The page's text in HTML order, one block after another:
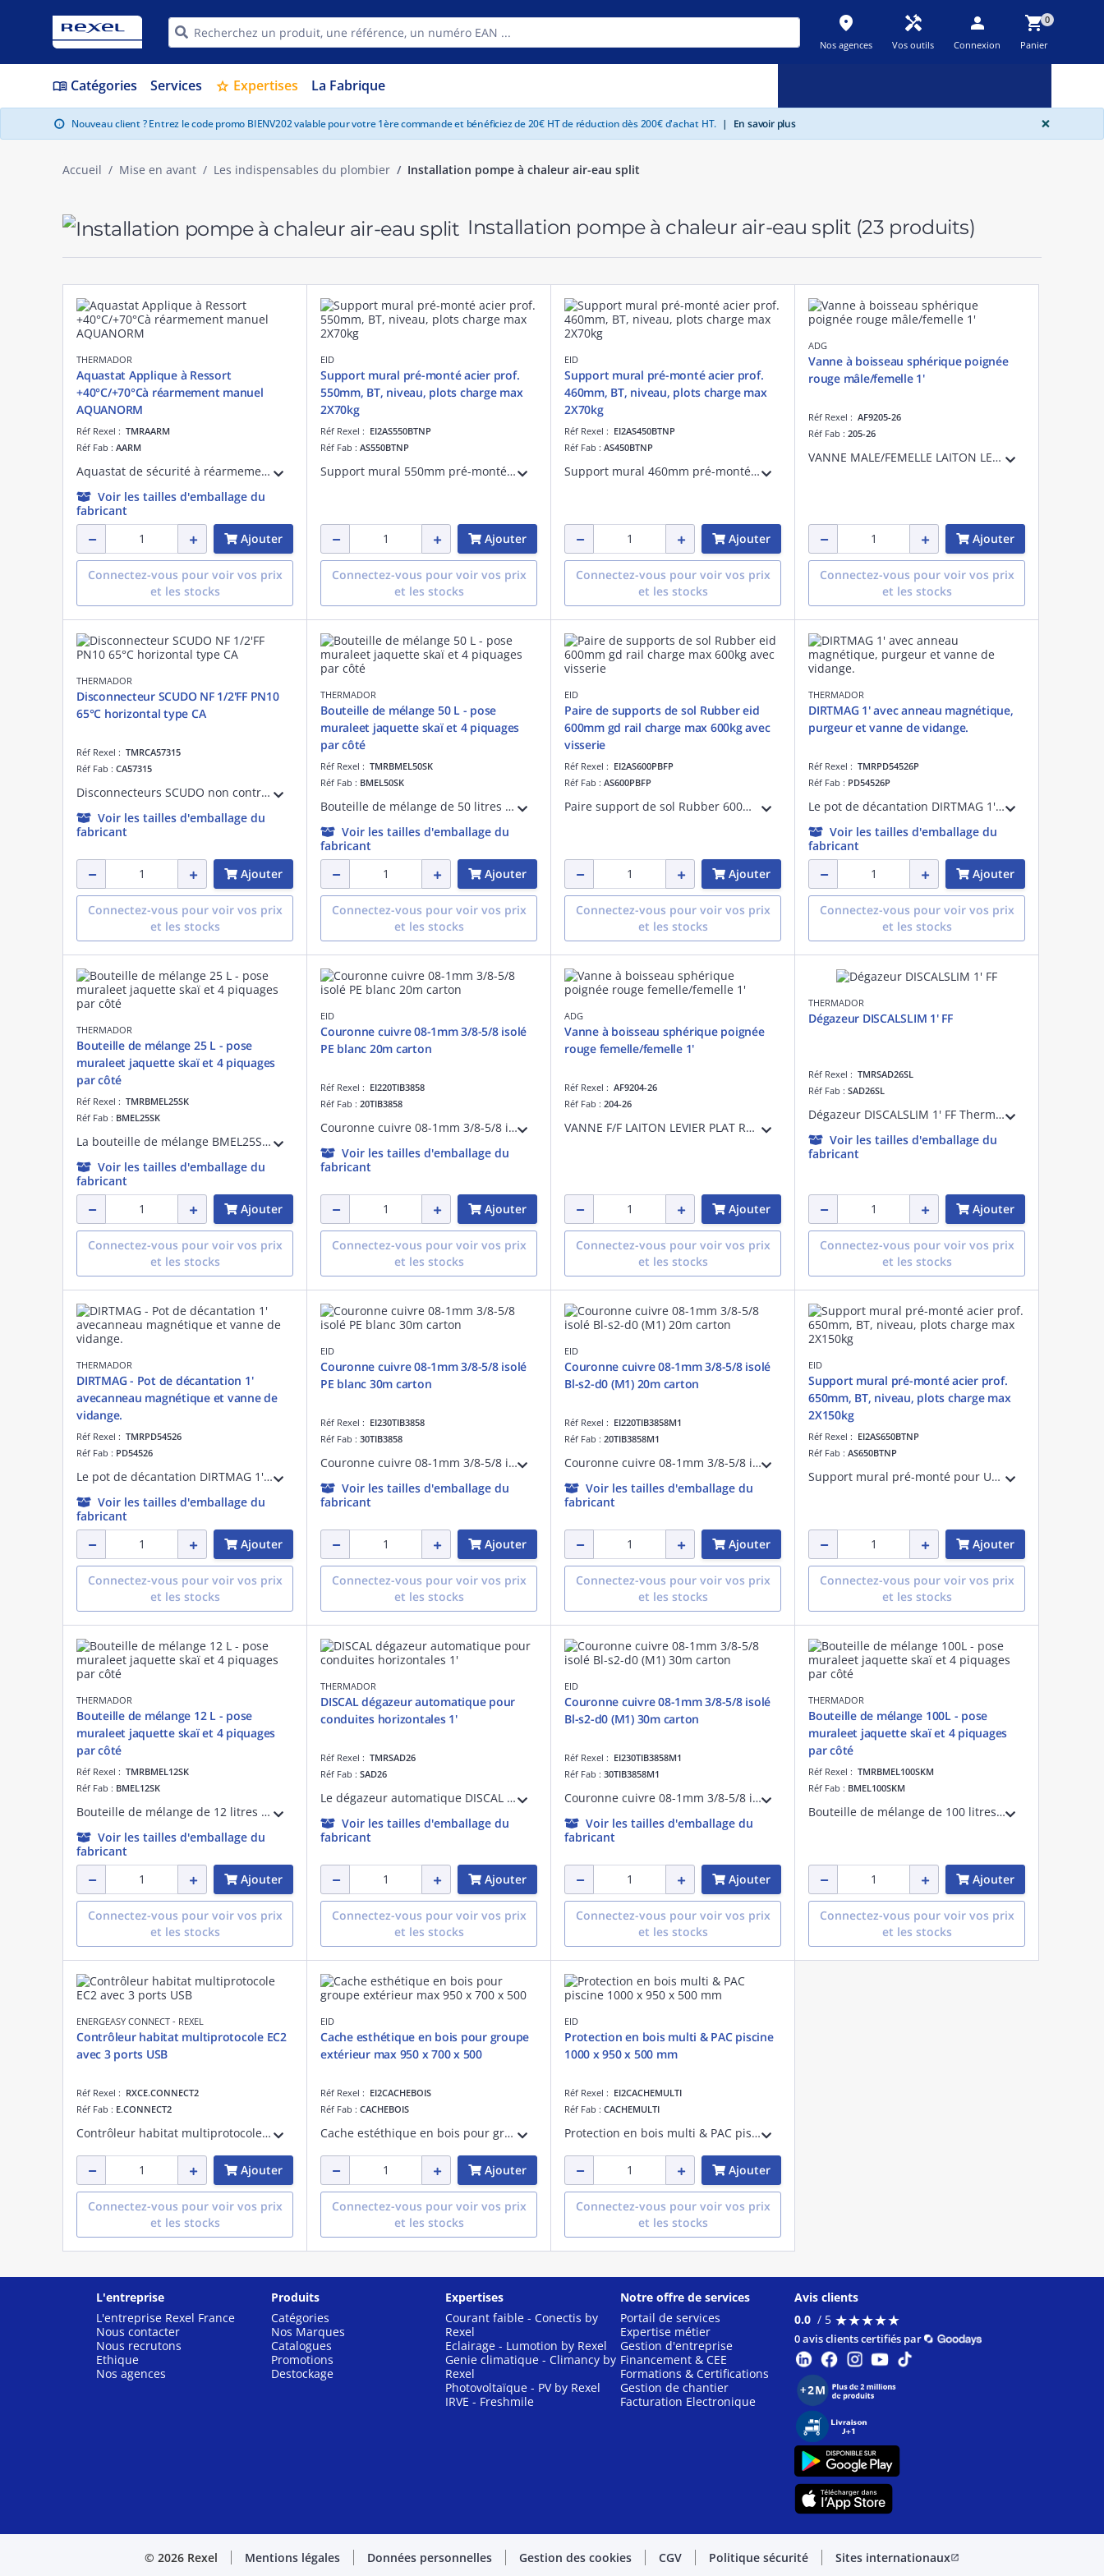
place
Nos agences
handyman
Vos outils
person
Connexion
shopping_cart0
Panier
menu_book Catégories Services star Expertises La Fabrique
info Nouveau client ? Entrez le code promo BIENV202 valable pour votre 1ère commande et bénéficiez de 20€ HT de réduction dès 200€ d'achat HT. | En savoir plus ×
Accueil Mise en avant Les indispensables du plombier Installation pompe à chaleur air-eau split
Installation pompe à chaleur air-eau split (23 produits)
THERMADOR
Aquastat Applique à Ressort
+40°C/+70°Cà réarmement manuel
AQUANORM
Réf Rexel : TMRAARM
Réf Fab : AARM
Aquastat de sécurité à réarmement manuel Thermador à réglage externe 40°C/70°C
Voir les tailles d'emballage du
fabricant
Ajouter
Connectez-vous pour voir vos prix
et les stocks
EID
Support mural pré-monté acier prof.
550mm, BT, niveau, plots charge max
2X70kg
Réf Rexel : EI2AS550BTNP
Réf Fab : AS550BTNP
Support mural 550mm pré-monté pour UE en acier électro-zingué et peinture epoxie RAL9002, barre transversale de 800 mm, molette arrière de réglage acier, 4 vrais plots anti-vibratiles et niveau de positionnement. Poids max de l'unité 90kg.
Ajouter
Connectez-vous pour voir vos prix
et les stocks
EID
Support mural pré-monté acier prof.
460mm, BT, niveau, plots charge max
2X70kg
Réf Rexel : EI2AS450BTNP
Réf Fab : AS450BTNP
Support mural 460mm pré-monté pour UE en acier électro-zingué et peinture epoxie RAL9002, barre transversale de 800 mm, molette arrière de réglage acier, 4 vrais plots anti-vibratiles et niveau de positionnement. Poids max de l'unité 90kg.
Ajouter
Connectez-vous pour voir vos prix
et les stocks
ADG
Vanne à boisseau sphérique poignée
rouge mâle/femelle 1'
Réf Rexel : AF9205-26
Réf Fab : 205-26
VANNE MALE/FEMELLE LAITON LEV.PLAT ROUGE 1'
Ajouter
Connectez-vous pour voir vos prix
et les stocks
THERMADOR
Disconnecteur SCUDO NF 1/2'FF PN10
65°C horizontal type CA
Réf Rexel : TMRCA57315
Réf Fab : CA57315
Disconnecteurs SCUDO non contrôlable Thermador, NF. Avec raccords unions 1/2'F.
Voir les tailles d'emballage du
fabricant
Ajouter
Connectez-vous pour voir vos prix
et les stocks
THERMADOR
Bouteille de mélange 50 L - pose
muraleet jaquette skaï et 4 piquages
par côté
Réf Rexel : TMRBMEL50SK
Réf Fab : BMEL50SK
Bouteille de mélange de 50 litres destinée aux systèmes de chauffage et de rafraîchissement. Corps acier et jaquette bleue en skaï. 4 piquages de chaque côté et un piquage 1'1/2 pour thermoplongeur. Fixation murale, livrée sans bouchons.
Voir les tailles d'emballage du
fabricant
Ajouter
Connectez-vous pour voir vos prix
et les stocks
EID
Paire de supports de sol Rubber eid
600mm gd rail charge max 600kg avec
visserie
Réf Rexel : EI2AS600PBFP
Réf Fab : AS600PBFP
Paire support de sol Rubber 600mm, grand rail aluminium 40x20 mm avec visserie. Charge supportée 600. Encoches de fixation. Fabriqués à partir de pneus recyclés, ils présentent une surface lisse, sans aspérités.
Ajouter
Connectez-vous pour voir vos prix
et les stocks
THERMADOR
DIRTMAG 1' avec anneau magnétique,
purgeur et vanne de vidange.
Réf Rexel : TMRPD54526P
Réf Fab : PD54526P
Le pot de décantation DIRTMAG 1' de Caleffi sépare les impuretés et les boues présentes dans les installations de chauffage. Il les recueille ensuite dans une chambre de décantation d'où elles peuvent être vidangées même en fonctionnement
Voir les tailles d'emballage du
fabricant
Ajouter
Connectez-vous pour voir vos prix
et les stocks
THERMADOR
Bouteille de mélange 25 L - pose
muraleet jaquette skaï et 4 piquages
par côté
Réf Rexel : TMRBMEL25SK
Réf Fab : BMEL25SK
La bouteille de mélange BMEL25SK en acier est adaptée aux installations de chauffage et de rafraîchissement. Pratique, elle se fixe au mur à droite ou à gauchedu générateur. Elle assure le découplagehydraulique et un volume de stockage.
Voir les tailles d'emballage du
fabricant
Ajouter
Connectez-vous pour voir vos prix
et les stocks
EID
Couronne cuivre 08-1mm 3/8-5/8 isolé
PE blanc 20m carton
Réf Rexel : EI220TIB3858
Réf Fab : 20TIB3858
Couronne cuivre 08-1mm 3/8-5/8 isolé PE blanc 20m carton. Liaison frigorifique pour la climatisation/PAC, fabriquée en France.
Voir les tailles d'emballage du
fabricant
Ajouter
Connectez-vous pour voir vos prix
et les stocks
ADG
Vanne à boisseau sphérique poignée
rouge femelle/femelle 1'
Réf Rexel : AF9204-26
Réf Fab : 204-26
VANNE F/F LAITON LEVIER PLAT ROUGE 1'
Ajouter
Connectez-vous pour voir vos prix
et les stocks
THERMADOR
Dégazeur DISCALSLIM 1' FF
Réf Rexel : TMRSAD26SL
Réf Fab : SAD26SL
Dégazeur DISCALSLIM 1' FF Thermador Caleffi
Voir les tailles d'emballage du
fabricant
Ajouter
Connectez-vous pour voir vos prix
et les stocks
THERMADOR
DIRTMAG - Pot de décantation 1'
avecanneau magnétique et vanne de
vidange.
Réf Rexel : TMRPD54526
Réf Fab : PD54526
Le pot de décantation DIRTMAG 1' de Caleffi recueille les impuretés et particules ferreuses du fluide du circuit dechauffage grâce à un filtre et un anneau magnétique amovible. Modèle orientable avec vanne de vidange et purgeur
Voir les tailles d'emballage du
fabricant
Ajouter
Connectez-vous pour voir vos prix
et les stocks
EID
Couronne cuivre 08-1mm 3/8-5/8 isolé
PE blanc 30m carton
Réf Rexel : EI230TIB3858
Réf Fab : 30TIB3858
Couronne cuivre 08-1mm 3/8-5/8 isolé PE blanc 30m carton. Liaison frigorifique pour la climatisation/PAC, fabriquée en France.
Voir les tailles d'emballage du
fabricant
Ajouter
Connectez-vous pour voir vos prix
et les stocks
EID
Couronne cuivre 08-1mm 3/8-5/8 isolé
Bl-s2-d0 (M1) 20m carton
Réf Rexel : EI220TIB3858M1
Réf Fab : 20TIB3858M1
Couronne cuivre 08-1mm 3/8-5/8 isolé Bl-s2-d0 (M1) 20m carton. Liaison frigorifique pour la climatisation/PAC, fabriquée en France.
Voir les tailles d'emballage du
fabricant
Ajouter
Connectez-vous pour voir vos prix
et les stocks
EID
Support mural pré-monté acier prof.
650mm, BT, niveau, plots charge max
2X150kg
Réf Rexel : EI2AS650BTNP
Réf Fab : AS650BTNP
Support mural pré-monté pour UE en acier électro-zingué et peinture epoxie RAL9002, barre transversale de 1000 mm, molette arrière de réglage acier, 4 vrais plots anti-vibratiles et niveau de positionnement. Poids max de l'unité 190kg.
Ajouter
Connectez-vous pour voir vos prix
et les stocks
THERMADOR
Bouteille de mélange 12 L - pose
muraleet jaquette skaï et 4 piquages
par côté
Réf Rexel : TMRBMEL12SK
Réf Fab : BMEL12SK
Bouteille de mélange de 12 litres destinée aux systèmes de chauffage et de rafraîchissement. Corps acier et jaquette bleue en skaï. 4 piquages de chaque côté et un piquage 1'1/2 pour thermoplongeur. Fixation murale, livrée sans bouchons.
Voir les tailles d'emballage du
fabricant
Ajouter
Connectez-vous pour voir vos prix
et les stocks
THERMADOR
DISCAL dégazeur automatique pour
conduites horizontales 1'
Réf Rexel : TMRSAD26
Réf Fab : SAD26
Le dégazeur automatique DISCAL 1' de Caleffi élimine l'air des installations de chauffage et climatisation, jusqu'aux microbulles dissoutes. Il garantit un fonctionnement parfait, sans bruits ni risques de corrosion.
Voir les tailles d'emballage du
fabricant
Ajouter
Connectez-vous pour voir vos prix
et les stocks
EID
Couronne cuivre 08-1mm 3/8-5/8 isolé
Bl-s2-d0 (M1) 30m carton
Réf Rexel : EI230TIB3858M1
Réf Fab : 30TIB3858M1
Couronne cuivre 08-1mm 3/8-5/8 isolé Bl-s2-d0 (M1) 30m carton. Liaison frigorifique pour la climatisation/PAC, fabriquée en France.
Voir les tailles d'emballage du
fabricant
Ajouter
Connectez-vous pour voir vos prix
et les stocks
THERMADOR
Bouteille de mélange 100L - pose
muraleet jaquette skaï et 4 piquages
par côté
Réf Rexel : TMRBMEL100SKM
Réf Fab : BMEL100SKM
Bouteille de mélange de 100 litres destinée aux systèmes de chauffage et de rafraîchissement. Corps acier et jaquette bleue en skaï. 4 piquages de chaque côté et un piquage 1'1/2 pour thermoplongeur.Fixation murale, livrée sans bouchons.
Ajouter
Connectez-vous pour voir vos prix
et les stocks
ENERGEASY CONNECT - REXEL
Contrôleur habitat multiprotocole EC2
avec 3 ports USB
Réf Rexel : RXCE.CONNECT2
Réf Fab : E.CONNECT2
Contrôleur habitat multiprotocole EC2 avec 3 ports USB
Ajouter
Connectez-vous pour voir vos prix
et les stocks
EID
Cache esthétique en bois pour groupe
extérieur max 950 x 700 x 500
Réf Rexel : EI2CACHEBOIS
Réf Fab : CACHEBOIS
Cache estéthique en bois pour groupe extérieur max 950 x 700 x 500
Ajouter
Connectez-vous pour voir vos prix
et les stocks
EID
Protection en bois multi & PAC piscine
1000 x 950 x 500 mm
Réf Rexel : EI2CACHEMULTI
Réf Fab : CACHEMULTI
Protection en bois multi & PAC piscine 1000 x 950 x 500 mm
Ajouter
Connectez-vous pour voir vos prix
et les stocks
L'entreprise
L'entreprise Rexel France
Nous contacter
Nous recrutons
Ethique
Nos agences
Produits
Catégories
Nos Marques
Catalogues
Promotions
Destockage
Expertises
Courant faible - Conectis by
Rexel
Eclairage - Lumotion by Rexel
Genie climatique - Climancy by
Rexel
Photovoltaïque - PV by Rexel
IRVE - Freshmile
Notre offre de services
Portail de services
Expertise métier
Gestion d'entreprise
Financement & CEE
Formations & Certifications
Gestion de chantier
Facturation Electronique
Avis clients
0.0 / 5 ★★★★★
★★★★★
0 avis clients certifiés par
© 2026 Rexel Mentions légales Données personnelles Gestion des cookies CGV Politique sécurité Sites internationauxopen_in_new